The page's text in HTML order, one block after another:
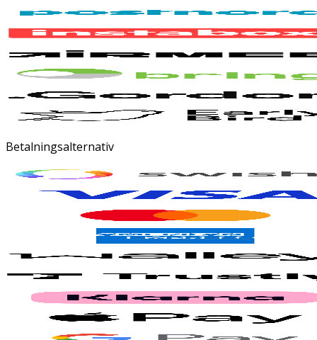
Betalningsalternativ